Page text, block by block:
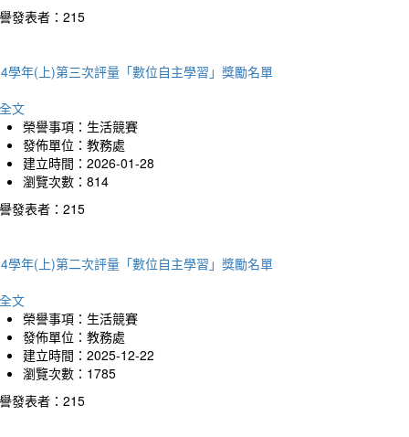
發表者：215
學年(上)第三次評量「數位自主學習」獎勵名單
文
榮譽事項：生活競賽
發佈單位：教務處
建立時間：2026-01-28
瀏覽次數：814
發表者：215
學年(上)第二次評量「數位自主學習」獎勵名單
文
榮譽事項：生活競賽
發佈單位：教務處
建立時間：2025-12-22
瀏覽次數：1785
發表者：215